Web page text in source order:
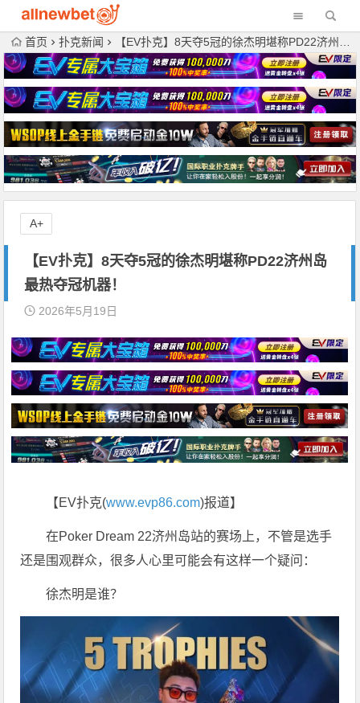
首页 扑克新闻 【EV扑克】8天夺5冠的徐杰明堪称PD22济州岛最热夺冠机器！
【EV扑克】8天夺5冠的徐杰明堪称PD22济州岛
最热夺冠机器！
2026年5月19日
【EV扑克(www.evp86.com)报道】
在Poker Dream 22济州岛站的赛场上，不管是选手
还是围观群众，很多人心里可能会有这样一个疑问：
徐杰明是谁？
A+